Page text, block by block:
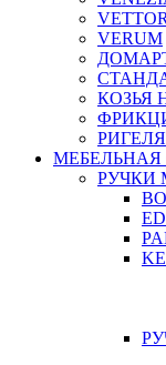
VERUM
КОЗЬЯ
РИГЕЛЯ
МЕБЕЛЬНАЯ
РУЧКИ